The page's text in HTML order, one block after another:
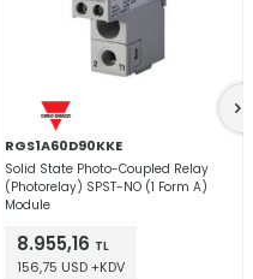
RGS1A60D90KKE
Solid State Photo-Coupled Relay
(Photorelay) SPST-NO (1 Form A)
Module
8.955,16 TL
156,75 USD +KDV